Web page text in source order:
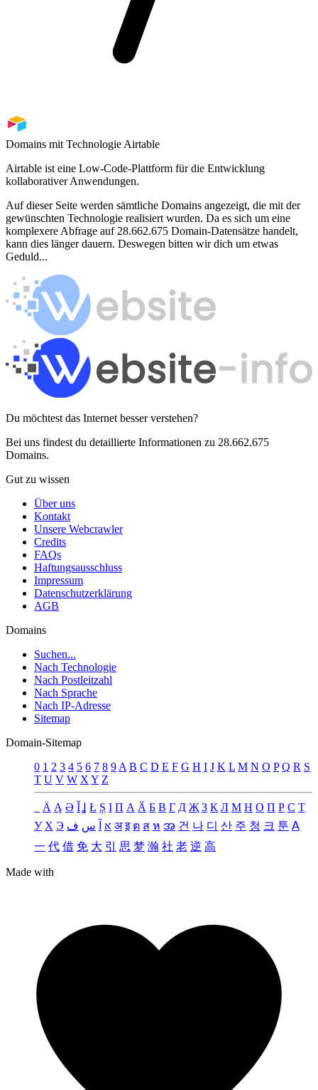
Domains mit Technologie Airtable
Airtable ist eine Low-Code-Plattform für die Entwicklung
kollaborativer Anwendungen.
Auf dieser Seite werden sämtliche Domains angezeigt, die mit der
gewünschten Technologie realisiert wurden. Da es sich um eine
komplexere Abfrage auf 28.662.675 Domain-Datensätze handelt,
kann dies länger dauern. Deswegen bitten wir dich um etwas
Geduld...
Du möchtest das Internet besser verstehen?
Bei uns findest du detaillierte Informationen zu 28.662.675
Domains.
Gut zu wissen
Über uns
Kontakt
Unsere Webcrawler
Credits
FAQs
Haftungsausschluss
Impressum
Datenschutzerklärung
AGB
Domains
Suchen...
Nach Technologie
Nach Postleitzahl
Nach Sprache
Nach IP-Adresse
Sitemap
Domain-Sitemap
0 1 2 3 4 5 6 7 8 9 A B C D E F G H I J K L M N O P Q R S
T U V W X Y Z
Ä Ą Ə Ǐ Ʝ Ł Ș Ι Π А Ӑ Б В Г Д Җ З К Л М Н О П Р С Т
У Х Э א س ف अ इ ต ส ห အ 건 나 디 산 주 청 크 툰 ꓮ
一 代 借 免 大 引 思 梦 瀚 社 老 逆 高
Made with